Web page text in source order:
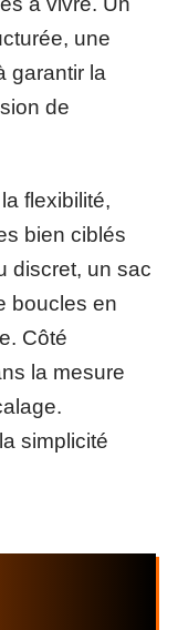
une
garantir la
de
flexibilité,
bien ciblés
discret, un sac
boucles en
Côté
la mesure
simplicité